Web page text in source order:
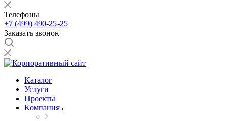
Телефоны
+7 (499) 490-25-25
Заказать звонок
Каталог
Услуги
Проекты
Компания